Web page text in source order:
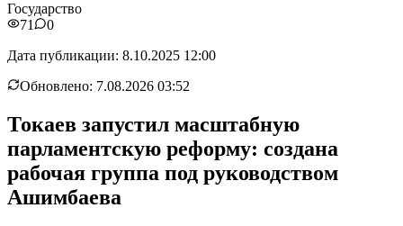
Государство
71
0
Дата публикации: 8.10.2025 12:00
Обновлено: 7.08.2026 03:52
Токаев запустил масштабную
парламентскую реформу: создана
рабочая группа под руководством
Ашимбаева